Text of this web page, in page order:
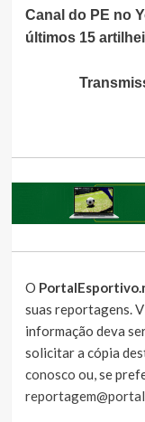
Lendo
Canal do PE no
últimos 15
O
suas reportagens.
informação deva
solicitar a cópia
conosco ou, se